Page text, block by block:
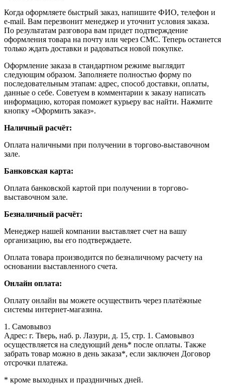
Когда оформляете быстрый заказ, напишите ФИО, телефон и
e-mail. Вам перезвонит менеджер и уточнит условия заказа.
По результатам разговора вам придет подтверждение
оформления товара на почту или через СМС. Теперь останется
только ждать доставки и радоваться новой покупке.
Оформление заказа в стандартном режиме выглядит
следующим образом. Заполняете полностью форму по
последовательным этапам: адрес, способ доставки, оплаты,
данные о себе. Советуем в комментарии к заказу написать
информацию, которая поможет курьеру вас найти. Нажмите
кнопку «Оформить заказ».
Наличный расчёт:
Оплата наличными при получении в торгово-выставочном
зале.
Банковская карта:
Оплата банковской картой при получении в торгово-
выставочном зале.
Безналичный расчёт:
Менеджер нашей компании выставляет счет на вашу
организацию, вы его подтверждаете.
Оплата товара производится по безналичному расчету на
основании выставленного счета.
Онлайн оплата:
Оплату онлайн вы можете осуществить через платёжные
системы интернет-магазина.
1. Самовывоз
Адрес: г. Тверь, наб. р. Лазури, д. 15, стр. 1. Самовывоз
осуществляется на следующий день* после оплаты. Также
забрать товар можно в день заказа*, если заключен Договор
отсрочки платежа.
* кроме выходных и праздничных дней.